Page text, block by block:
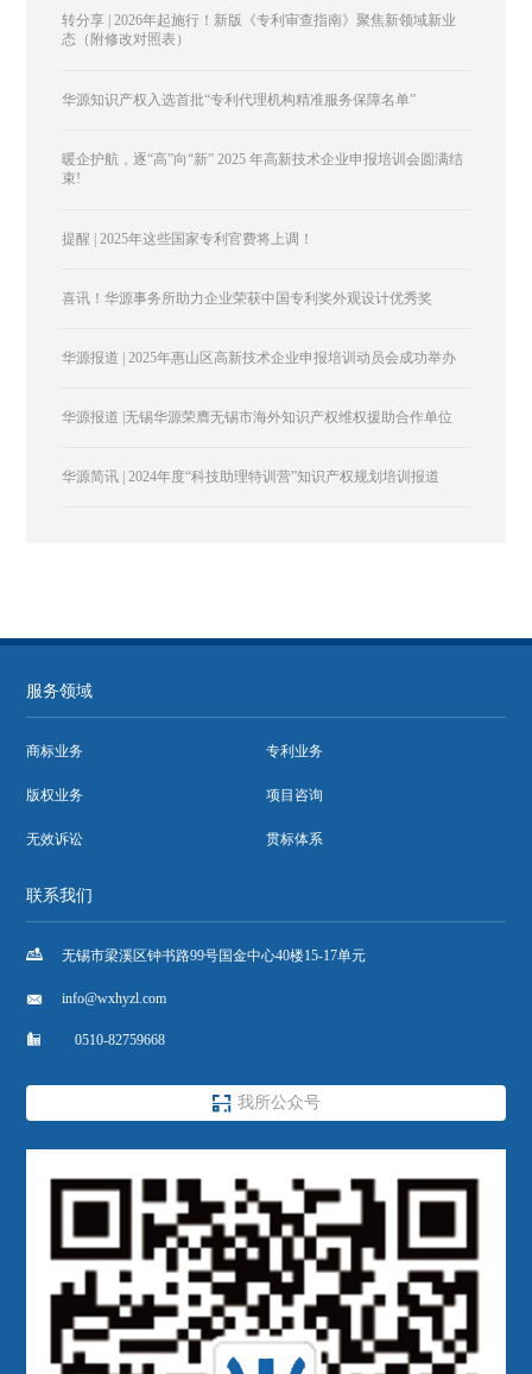
转分享 | 2026年起施行！新版《专利审查指南》聚焦新领域新业
态（附修改对照表）
华源知识产权入选首批“专利代理机构精准服务保障名单”
暖企护航，逐“高”向“新” 2025 年高新技术企业申报培训会圆满结
束!
提醒 | 2025年这些国家专利官费将上调！
喜讯！华源事务所助力企业荣获中国专利奖外观设计优秀奖
华源报道 | 2025年惠山区高新技术企业申报培训动员会成功举办
华源报道 |无锡华源荣膺无锡市海外知识产权维权援助合作单位
华源简讯 | 2024年度“科技助理特训营”知识产权规划培训报道
服务领域
商标业务 专利业务
版权业务 项目咨询
无效诉讼 贯标体系
联系我们
 无锡市梁溪区钟书路99号国金中心40楼15-17单元
 info@wxhyzl.com
 0510-82759668
 我所公众号